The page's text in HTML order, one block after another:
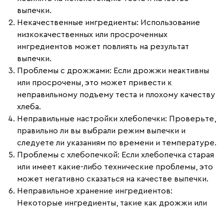
выпечки.
Некачественные ингредиенты: Использование
низкокачественных или просроченных
ингредиентов может повлиять на результат
выпечки.
Проблемы с дрожжами: Если дрожжи неактивны
или просрочены, это может привести к
неправильному подъему теста и плохому качеству
хлеба.
Неправильные настройки хлебопечки: Проверьте,
правильно ли вы выбрали режим выпечки и
следуете ли указаниям по времени и температуре.
Проблемы с хлебопечкой: Если хлебопечка старая
или имеет какие-либо технические проблемы, это
может негативно сказаться на качестве выпечки.
Неправильное хранение ингредиентов:
Некоторые ингредиенты, такие как дрожжи или